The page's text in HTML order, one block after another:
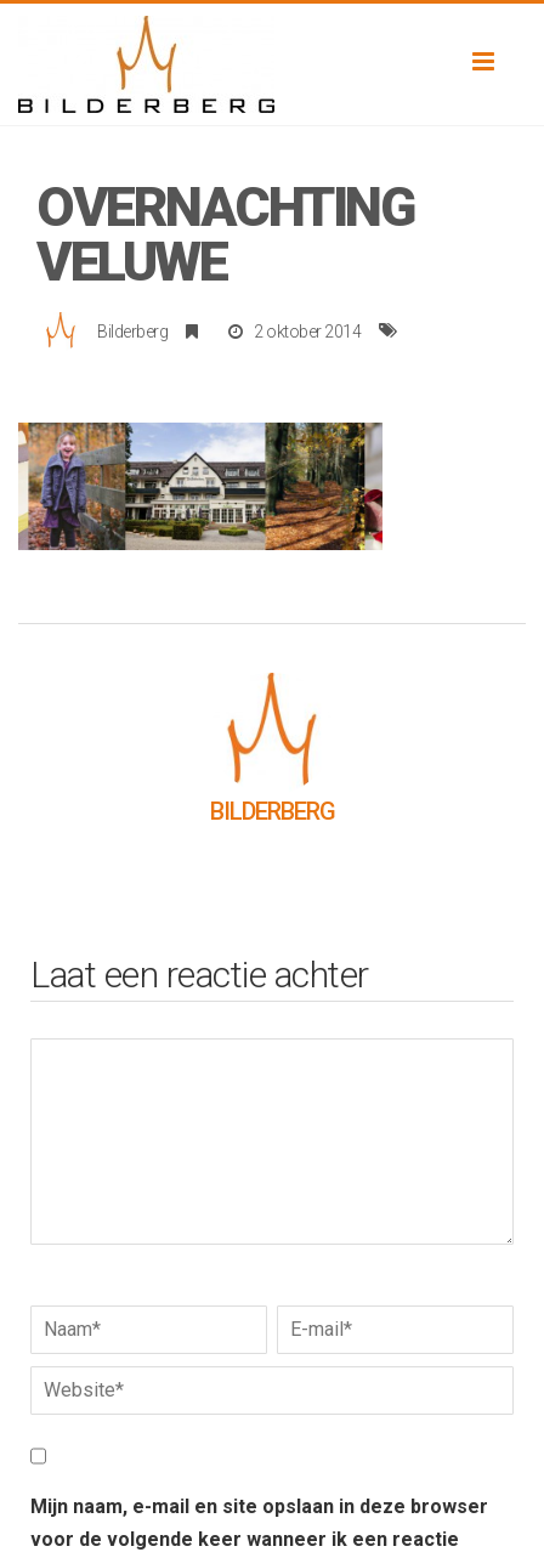
OVERNACHTING
VELUWE
Bilderberg 2 oktober 2014
BILDERBERG
Laat een reactie achter
Mijn naam, e-mail en site opslaan in deze browser
voor de volgende keer wanneer ik een reactie